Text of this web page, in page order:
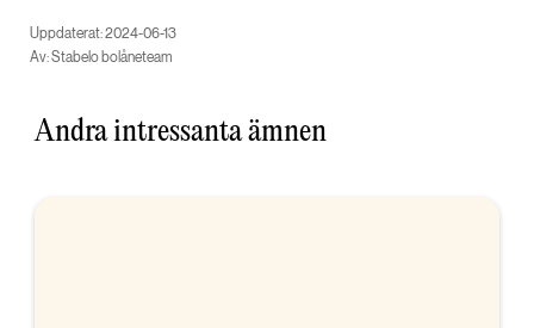
Uppdaterat: 2024-06-13
Av: Stabelo bolåneteam
Andra intressanta ämnen